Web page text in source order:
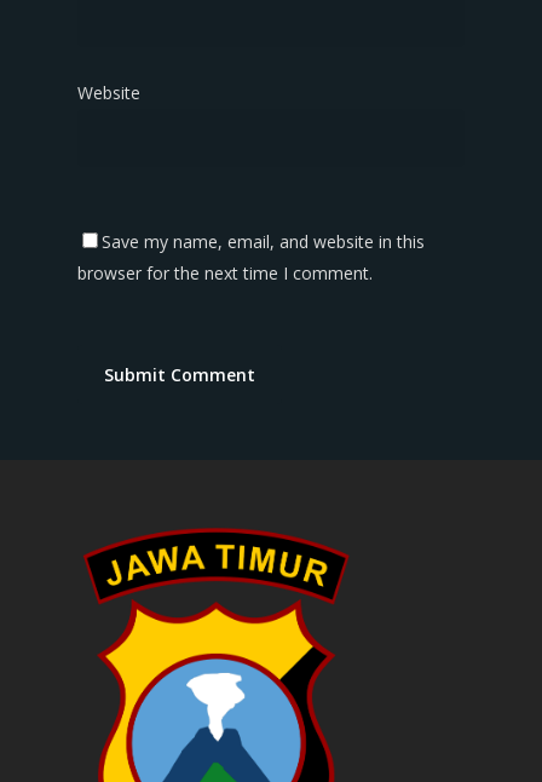
Website
Save my name, email, and website in this
browser for the next time I comment.